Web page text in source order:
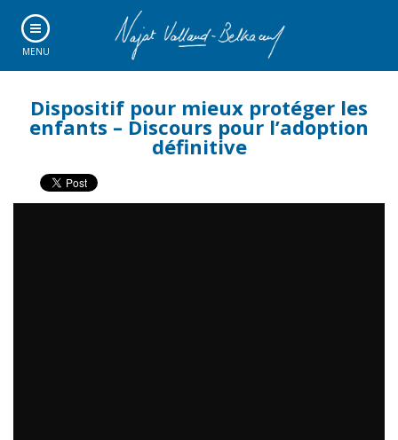
MENU
Dispositif pour mieux protéger les
enfants – Discours pour l’adoption
définitive